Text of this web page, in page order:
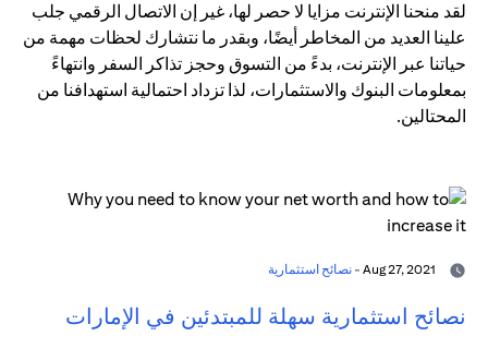
لقد منحنا الإنترنت مزايا لا حصر لها، غير إن الاتصال الرقمي جلب
علينا العديد من المخاطر أيضًا، وبقدر ما نتشارك لحظات مهمة من
حياتنا عبر الإنترنت، بدءً من التسوق وحجز تذاكر السفر وانتهاءً
بمعلومات البنوك والاستثمارات، لذا تزداد احتمالية استهدافنا من
المحتالين.
نصائح استثمارية
نصائح استثمارية سهلة للمبتدئين في الإمارات